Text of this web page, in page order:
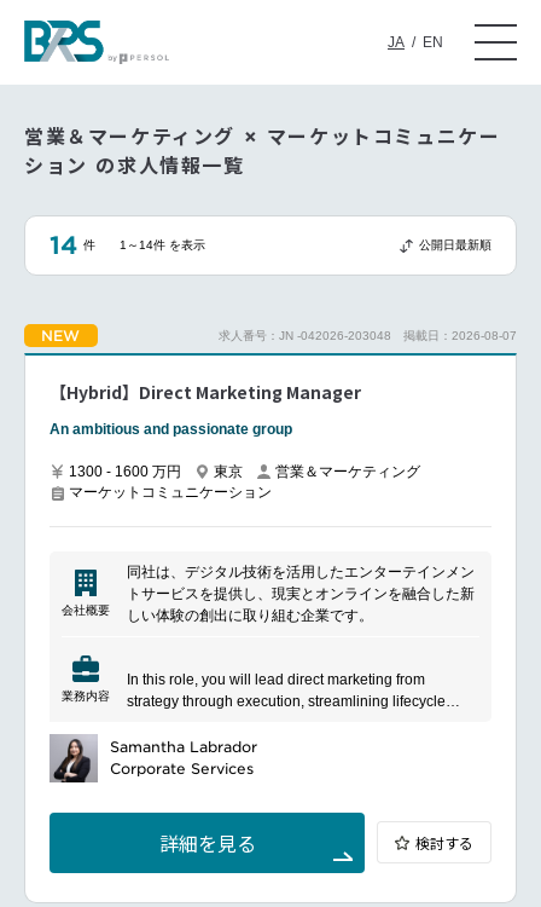
JA / EN
営業＆マーケティング × マーケットコミュニケー
ション の求人情報一覧
14 件 1～14件 を表示 公開日最新順
NEW 求人番号：JN -042026-203048 掲載日：2026-08-07
【Hybrid】Direct Marketing Manager
An ambitious and passionate group
1300 - 1600 万円 東京
営業＆マーケティング
マーケットコミュニケーション
会社概要
同社は、デジタル技術を活用したエンターテインメン
トサービスを提供し、現実とオンラインを融合した新
しい体験の創出に取り組む企業です。
業務内容
In this role, you will lead direct marketing from
strategy through execution, streamlining lifecycle
retention, and monetization, living up to the ambitious
vision for one of our game titles.
■Responsibilities
Craft messaging strategies that are deeply aligned
with in-game progression, event rhythms, and other
Samantha Labrador
Corporate Services
詳細を見る 検討する